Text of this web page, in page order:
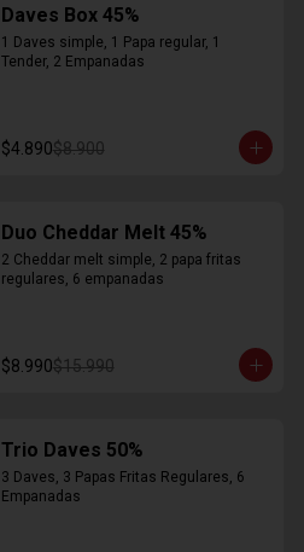
Daves Box 45%
1 Daves simple, 1 Papa regular, 1
Tender, 2 Empanadas
$4.890$8.900
Duo Cheddar Melt 45%
2 Cheddar melt simple, 2 papa fritas
regulares, 6 empanadas
$8.990$15.990
Trio Daves 50%
3 Daves, 3 Papas Fritas Regulares, 6
Empanadas